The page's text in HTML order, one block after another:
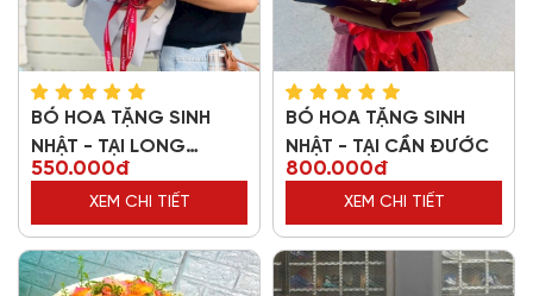
BÓ HOA TẶNG SINH
NHẬT - TẠI LONG
THƯỢNG
550.000đ
XEM CHI TIẾT
BÓ HOA TẶNG SINH
NHẬT - TẠI CẦN ĐƯỚC
800.000đ
XEM CHI TIẾT